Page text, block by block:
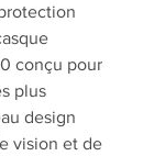
conçu pour
plus
design
vision et de